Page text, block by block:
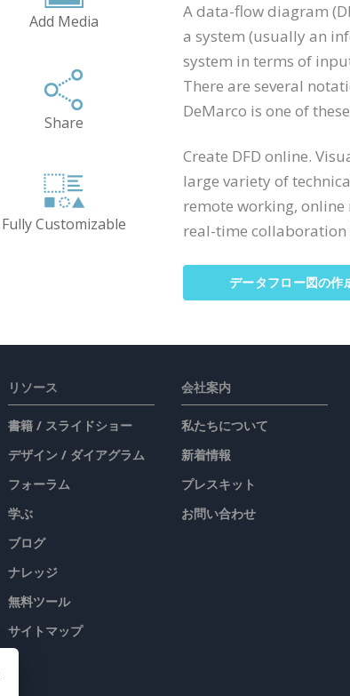
Add Media
Share
Fully Customizable
A data-flow diagram
a system (usually an
system in terms of
There are several
DeMarco is one of
Create DFD online.
large variety of
remote working,
real-time collaboration
データフロー図の作
リソース
書籍 / スライドショー
デザイン / ダイアグラム
フォーラム
学ぶ
ブログ
ナレッジ
無料ツール
サイトマップ
会社案内
私たちについて
新着情報
プレスキット
お問い合わせ